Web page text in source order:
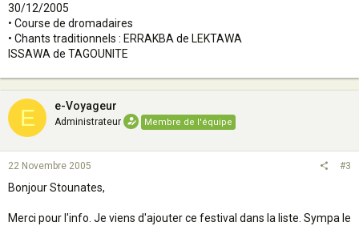
30/12/2005
• Course de dromadaires
• Chants traditionnels : ERRAKBA de LEKTAWA
ISSAWA de TAGOUNITE
E e-Voyageur
Administrateur Membre de l'équipe
22 Novembre 2005 #3
Bonjour Stounates,
Merci pour l'info. Je viens d'ajouter ce festival dans la liste. Sympa le